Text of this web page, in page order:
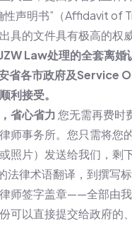
性声明书”（Affidavit of
具的文件具有极高的权
Law处理的全套离婚
省各市政府及Service
利接受。
省心省力您无需再费时
师事务所。您只需将您
照片）发送给我们，剩
律术语翻译，到撰写
师签字盖章——全部由我
可以直接提交给政府的